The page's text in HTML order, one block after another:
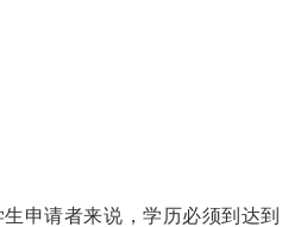
申请者来说，学历必须到达到